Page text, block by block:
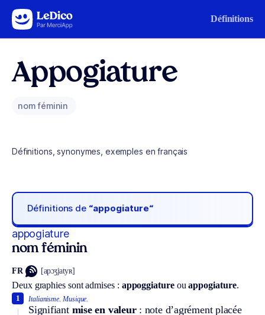
Aller au contenu Définitions
Appogiature
nom féminin
Définitions, synonymes, exemples en français
Définitions de “appogiature“
appogiature
nom féminin
FR [apɔʒjatyʀ]
Deux graphies sont admises : appoggiatureouappogiature.
Italianisme. Musique.
Signifiant mise en valeur : note d’agrément placée
1